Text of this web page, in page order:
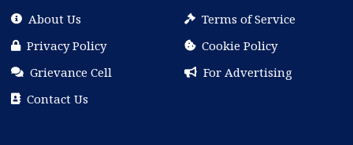
About Us
Terms of Service
Privacy Policy
Cookie Policy
Grievance Cell
For Advertising
Contact Us